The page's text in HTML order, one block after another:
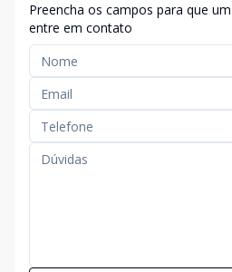
Preencha os campos para que
entre em contato